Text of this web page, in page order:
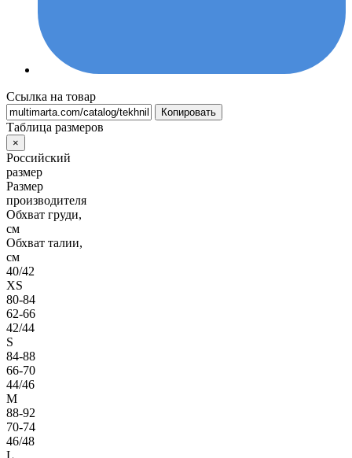
Ссылка на товар
Копировать
Таблица размеров
×
Российский
размер
Размер
производителя
Обхват груди,
см
Обхват талии,
см
40/42
XS
80-84
62-66
42/44
S
84-88
66-70
44/46
M
88-92
70-74
46/48
L